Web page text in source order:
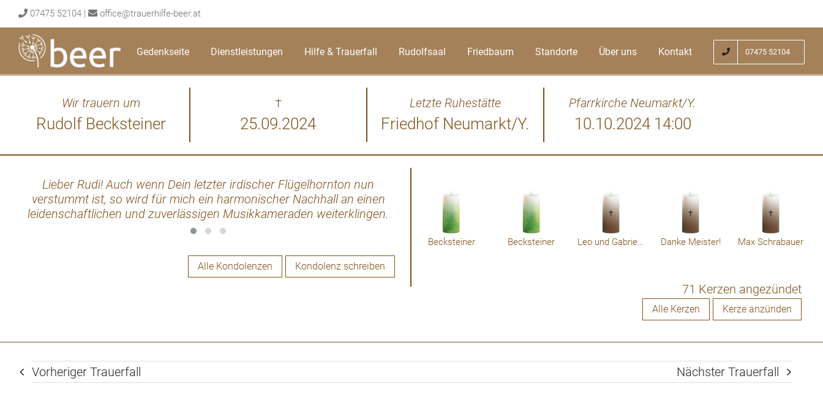
to
content
07475 52104 | office@trauerhilfe-beer.at
Gedenkseite Dienstleistungen Hilfe & Trauerfall Rudolfsaal Friedbaum Standorte Über uns Kontakt 07475 52104
Wir trauern um
Rudolf Becksteiner
†
25.09.2024
Letzte Ruhestätte
Friedhof Neumarkt/Y.
Pfarrkirche Neumarkt/Y.
10.10.2024 14:00
Lieber Rudi! Auch wenn Dein letzter irdischer Flügelhornton nun
verstummt ist, so wird für mich ein harmonischer Nachhall an einen
leidenschaftlichen und zuverlässigen Musikkameraden weiterklingen.
Ein letztes "Musik - RUHT!" aus dem "hohen Blech" des Musikvereins St.
uns einen Teil unseres Weges begleitet hat, für immer verabschiedet.
Aufrichtige Anteilnahme entbietet Familie Potzmader Roland und
Alle Kondolenzen Kondolenz schreiben
Becksteiner Becksteiner Leo und Gabriele Baumgartner Danke Meister! Max Schrabauer
71 Kerzen angezündet
Alle Kerzen Kerze anzünden
Vorheriger Trauerfall Nächster Trauerfall